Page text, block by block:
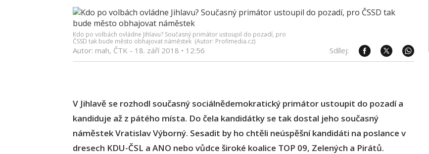
Kdo po volbách ovládne Jihlavu? Současný primátor ustoupil do pozadí, pro
ČSSD tak bude město obhajovat náměstek (Autor: Profimedia.cz)
Autor: mah, ČTK - 18. září 2018 • 12:56 Sdílej:
V Jihlavě se rozhodl současný sociálnědemokratický primátor ustoupit do pozadí a
kandiduje až z pátého místa. Do čela kandidátky se tak dostal jeho současný
náměstek Vratislav Výborný. Sesadit by ho chtěli neúspěšní kandidáti na poslance v
dresech KDU-ČSL a ANO nebo vůdce široké koalice TOP 09, Zelených a Pirátů.